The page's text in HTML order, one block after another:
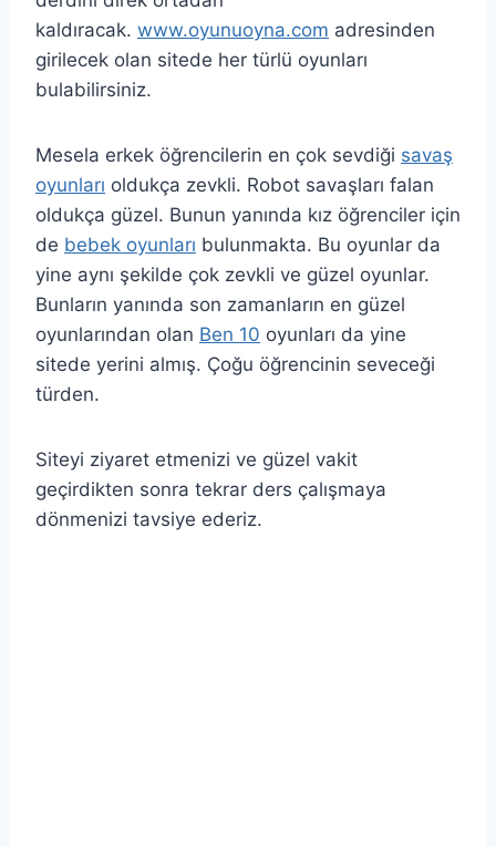
kaldıracak. www.oyunuoyna.com adresinden
girilecek olan sitede her türlü oyunları
bulabilirsiniz.
Mesela erkek öğrencilerin en çok sevdiği savaş
oyunları oldukça zevkli. Robot savaşları falan
oldukça güzel. Bunun yanında kız öğrenciler için
de bebek oyunları bulunmakta. Bu oyunlar da
yine aynı şekilde çok zevkli ve güzel oyunlar.
Bunların yanında son zamanların en güzel
oyunlarından olan Ben 10 oyunları da yine
sitede yerini almış. Çoğu öğrencinin seveceği
türden.
Siteyi ziyaret etmenizi ve güzel vakit
geçirdikten sonra tekrar ders çalışmaya
dönmenizi tavsiye ederiz.